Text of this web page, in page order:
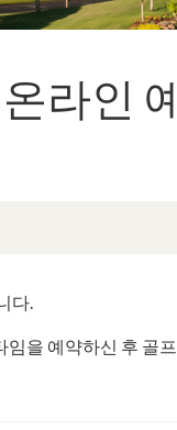
온라인
다.
을 예약하신 후